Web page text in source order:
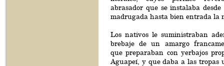
abrasador que se instalaba desde
madrugada hasta bien entrada la
Los nativos le suministraban
brebaje de un amargo
que preparaban con yerbajos
Aguapeí, y que daba a las tropas